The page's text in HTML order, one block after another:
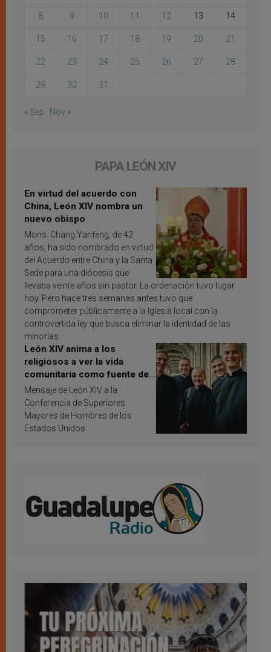
8 9 10 11 12 13 14
15 16 17 18 19 20 21
22 23 24 25 26 27 28
29 30 31
« Sep Nov »
PAPA LEÓN XIV
En virtud del acuerdo con
China, León XIV nombra un
nuevo obispo
Mons. Chang Yanfeng, de 42
años, ha sido nombrado en virtud
del Acuerdo entre China y la Santa
Sede para una diócesis que
llevaba veinte años sin pastor. La ordenación tuvo lugar
hoy. Pero hace tres semanas antes tuvo que
comprometer públicamente a la Iglesia local con la
controvertida ley que busca eliminar la identidad de las
minorías.
León XIV anima a los
religiosos a ver la vida
comunitaria como fuente de
inspiración y santificación
Mensaje de León XIV a la
Conferencia de Superiores
Mayores de Hombres de los
Estados Unidos